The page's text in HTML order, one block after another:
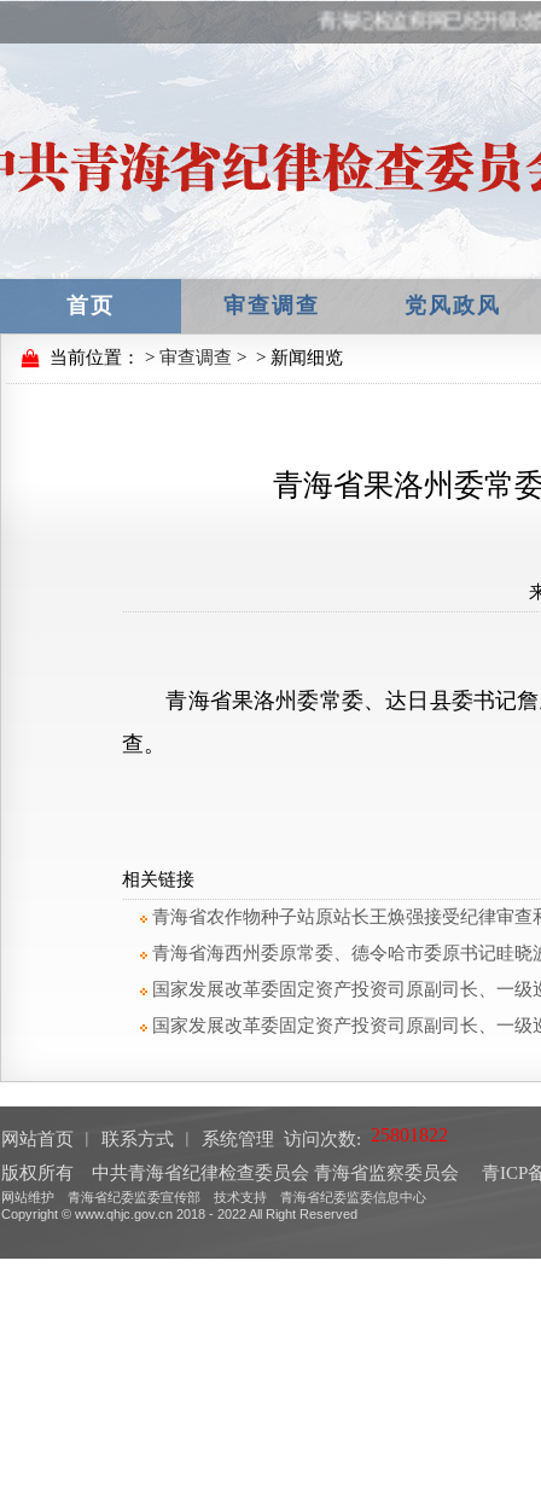
青海纪检监察网已经升级改
首页 审查调查 党风政风
当前位置： > 审查调查 > > 新闻细览
青海省果洛州委常
青海省果洛州委常委、达日县委书记詹
查。
相关链接
青海省农作物种子站原站长王焕强接受纪律审查
青海省海西州委原常委、德令哈市委原书记眭晓
国家发展改革委固定资产投资司原副司长、一
国家发展改革委固定资产投资司原副司长、一
网站首页 联系方式 系统管理 访问次数:
版权所有 中共青海省纪律检查委员会 青海省监察委员会
青ICP
网站维护 青海省纪委监委宣传部 技术支持 青海省纪委监委信息中心
Copyright © www.qhjc.gov.cn 2018 - 2022 All Right Reserved